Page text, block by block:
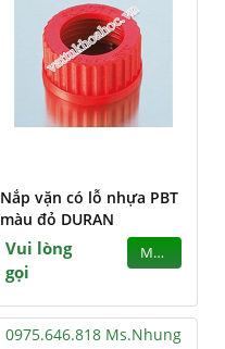
Nắp vặn có lỗ nhựa PBT
màu đỏ DURAN
Vui lòng
gọi
MUA
0975.646.818 Ms.Nhung